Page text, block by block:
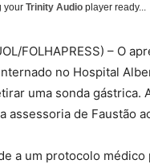
your Trinity Audio player ready...
FOLHAPRESS) – O
no Hospital
uma sonda gástrica.
assessoria de Faustão
a um protocolo